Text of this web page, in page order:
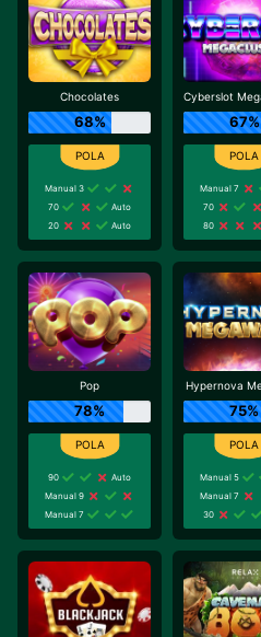
Chocolates
68%
Manual 3
70
Auto
20
Auto
67%
Manual 7
70
80
Pop
78%
90
Auto
Manual 9
Manual 7
Hypernova
75%
Manual 5
Manual 7
30